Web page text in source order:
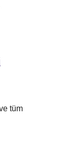
tüm